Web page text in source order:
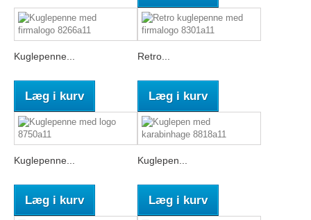
Kuglepenne...
Læg i kurv
Retro...
Læg i kurv
Kuglepenne...
Læg i kurv
Kuglepen...
Læg i kurv